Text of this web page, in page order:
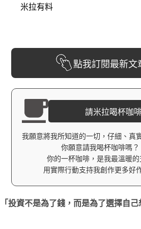
米拉有料
點我訂閱最新文
請米拉喝杯咖
我願意將我所知道的一切，仔細、真
你願意請我喝杯咖啡嗎？
你的一杯咖啡，是我最溫暖
用實際行動支持我創作更多好
「投資不是為了錢，而是為了選擇自己